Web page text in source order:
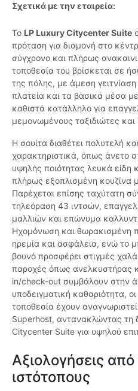
Σχετικά με την εταιρεία:
Το LP Luxury Citycenter Suite
πρόταση για διαμονή στο
σύγχρονο και πλήρως
τοποθεσία του βρίσκεται σε
της πόλης, με άμεση
πλατεία και τα βασικά μέσα
καθιστά κατάλληλο για
μεμονωμένους ταξιδιώτες και
Η σουίτα διαθέτει πολυτελή
χαρακτηριστικά, όπως άνετο
υψηλής ποιότητας λευκά είδη
πλήρως εξοπλισμένη κουζίνα
Παρέχεται επίσης ταχύτατη
τηλεόραση 43 ιντσών,
μαλλιών και επώνυμα
Ηχομόνωση και θωρακισμένη
ηρεμία και ασφάλεια, ενώ το
βουνό προσφέρει στιγμές
παροχές όπως ανελκυστήρας
in/check-out συμβάλουν στην
υποδειγματική καθαριότητα,
τοποθεσία έχουν
Superhost, αντανακλώντας τη
Citycenter Suite για υψηλού
Αξιολογήσεις
ιστότοπους